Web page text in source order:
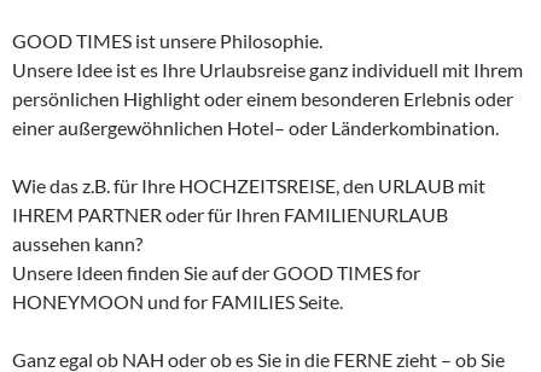
GOOD TIMES ist unsere Philosophie.
Unsere Idee ist es Ihre Urlaubsreise ganz individuell mit Ihrem
persönlichen Highlight oder einem besonderen Erlebnis oder
einer außergewöhnlichen Hotel– oder Länderkombination.
Wie das z.B. für Ihre HOCHZEITSREISE, den URLAUB mit
IHREM PARTNER oder für Ihren FAMILIENURLAUB
aussehen kann?
Unsere Ideen finden Sie auf der GOOD TIMES for
HONEYMOON und for FAMILIES Seite.
Ganz egal ob NAH oder ob es Sie in die FERNE zieht – ob Sie